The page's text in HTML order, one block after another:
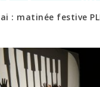
: matinée festive